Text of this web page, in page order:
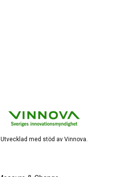
Utvecklad med stöd av Vinnova.